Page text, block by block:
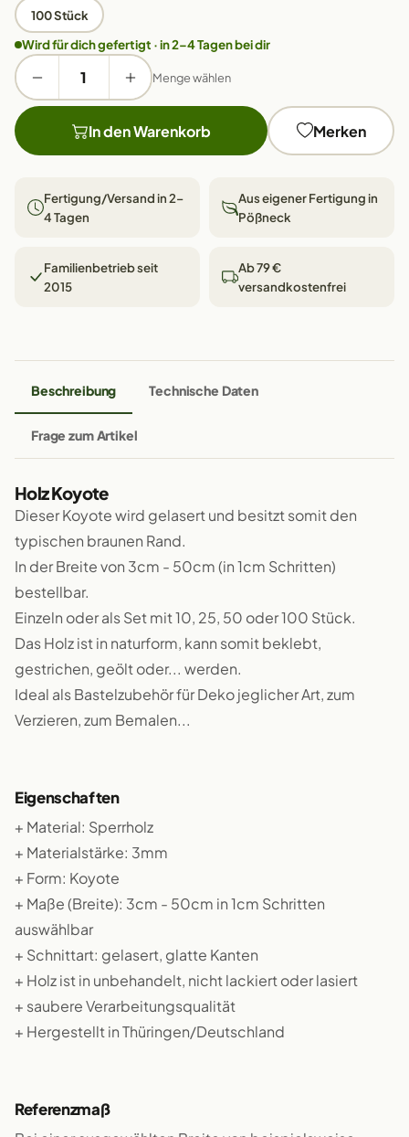
100 Stück
Wird für dich gefertigt · in 2–4 Tagen bei dir
Menge wählen
In den Warenkorb Merken
Fertigung/Versand in 2–
4 Tagen
Aus eigener Fertigung in
Pößneck
Familienbetrieb seit
2015
Ab 79 €
versandkostenfrei
Beschreibung Technische Daten
Frage zum Artikel
Holz Koyote
Dieser Koyote wird gelasert und besitzt somit den
typischen braunen Rand.
In der Breite von 3cm - 50cm (in 1cm Schritten)
bestellbar.
Einzeln oder als Set mit 10, 25, 50 oder 100 Stück.
Das Holz ist in naturform, kann somit beklebt,
gestrichen, geölt oder... werden.
Ideal als Bastelzubehör für Deko jeglicher Art, zum
Verzieren, zum Bemalen...
Eigenschaften
+ Material: Sperrholz
+ Materialstärke: 3mm
+ Form: Koyote
+ Maße (Breite): 3cm - 50cm in 1cm Schritten
auswählbar
+ Schnittart: gelasert, glatte Kanten
+ Holz ist in unbehandelt, nicht lackiert oder lasiert
+ saubere Verarbeitungsqualität
+ Hergestellt in Thüringen/Deutschland
Referenzmaß